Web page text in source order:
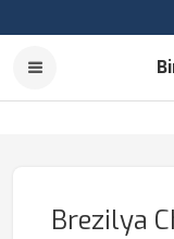
Brezilya